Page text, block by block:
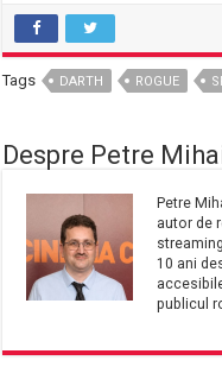
Tags DARTH ROGUE
Despre Petre
Petre
autor de
10 ani
publicul